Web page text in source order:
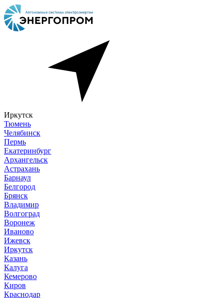
Иркутск
Тюмень
Челябинск
Пермь
Екатеринбург
Архангельск
Астрахань
Барнаул
Белгород
Брянск
Владимир
Волгоград
Воронеж
Иваново
Ижевск
Иркутск
Казань
Калуга
Кемерово
Киров
Краснодар